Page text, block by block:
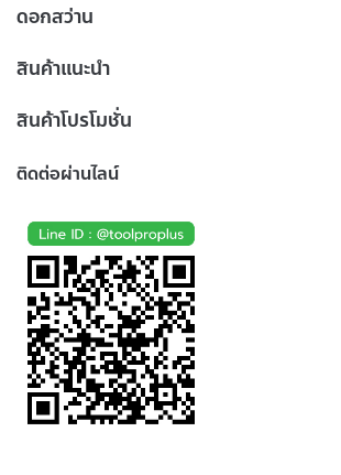
ดอกสว่าน
สินค้าแนะนำ
สินค้าโปรโมชั่น
ติดต่อผ่านไลน์